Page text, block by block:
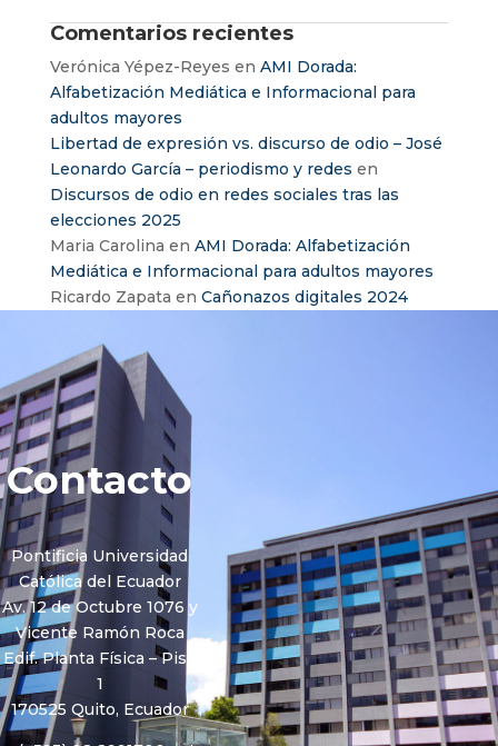
Comentarios recientes
Verónica Yépez-Reyes en AMI Dorada:
Alfabetización Mediática e Informacional para
adultos mayores
Libertad de expresión vs. discurso de odio – José
Leonardo García – periodismo y redes en
Discursos de odio en redes sociales tras las
elecciones 2025
Maria Carolina en AMI Dorada: Alfabetización
Mediática e Informacional para adultos mayores
Ricardo Zapata en Cañonazos digitales 2024
Contacto
Pontificia Universidad
Católica del Ecuador
Av. 12 de Octubre 1076 y
Vicente Ramón Roca
Edif. Planta Física – Piso
1
170525 Quito, Ecuador